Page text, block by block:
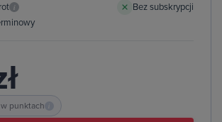
i
Bez subskrypcji
punktach